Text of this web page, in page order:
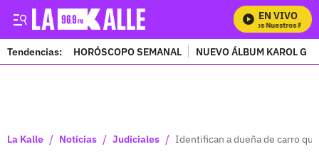
EN VIVO
Mira Todos Nuestros
Tendencias: HORÓSCOPO SEMANAL NUEVO ÁLBUM KAROL G
La Kalle / Noticias / Judiciales / Identifican a dueña de carro